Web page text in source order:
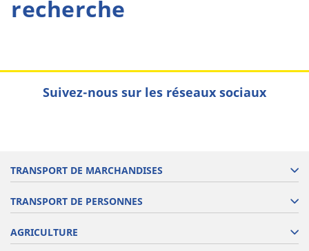
recherche
Suivez-nous sur les réseaux sociaux
TRANSPORT DE MARCHANDISES
TRANSPORT DE PERSONNES
AGRICULTURE